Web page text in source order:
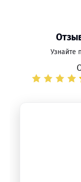
Узнайте